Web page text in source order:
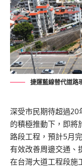
捷運藍線替代道路
深受市民期待超過
的積極推動下，即將
路段工程，預計5月
有效改善周邊交通、
在台灣大道工程段施